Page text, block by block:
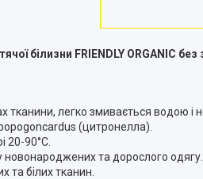
білизни FRIENDLY ORGANIC
тканини, легко змивається водою і
(цитронелла).
20-90°C.
новонароджених та дорослого одягу.
та білих тканин.